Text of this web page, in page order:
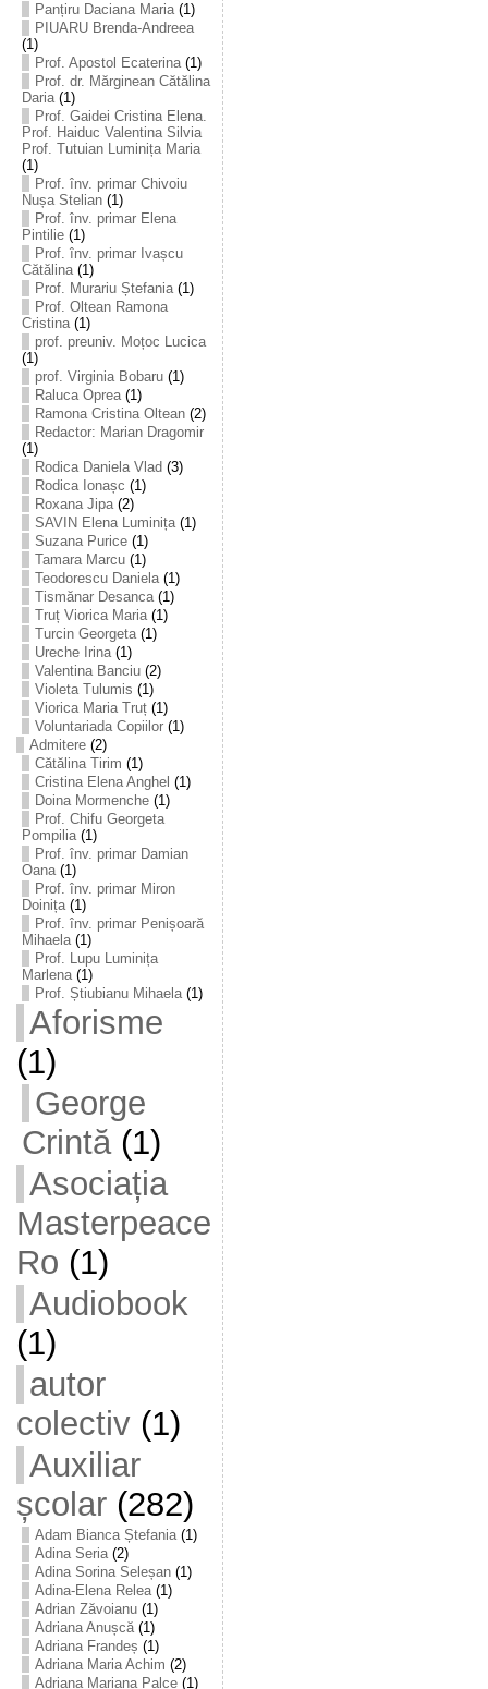
Panțiru Daciana Maria(1)
PIUARU Brenda-Andreea
(1)
Prof. Apostol Ecaterina(1)
Prof. dr. Mărginean Cătălina
Daria(1)
Prof. Gaidei Cristina Elena.
Prof. Haiduc Valentina Silvia
Prof. Tutuian Luminița Maria
(1)
Prof. înv. primar Chivoiu
Nușa Stelian(1)
Prof. înv. primar Elena
Pintilie(1)
Prof. înv. primar Ivașcu
Cătălina(1)
Prof. Murariu Ștefania(1)
Prof. Oltean Ramona
Cristina(1)
prof. preuniv. Moțoc Lucica
(1)
prof. Virginia Bobaru(1)
Raluca Oprea(1)
Ramona Cristina Oltean(2)
Redactor: Marian Dragomir
(1)
Rodica Daniela Vlad (3)
Rodica Ionașc (1)
Roxana Jipa(2)
SAVIN Elena Luminița(1)
Suzana Purice(1)
Tamara Marcu(1)
Teodorescu Daniela(1)
Tismănar Desanca(1)
Truț Viorica Maria(1)
Turcin Georgeta(1)
Ureche Irina(1)
Valentina Banciu(2)
Violeta Tulumis (1)
Viorica Maria Truț(1)
Voluntariada Copiilor(1)
Admitere(2)
Cătălina Tirim (1)
Cristina Elena Anghel (1)
Doina Mormenche(1)
Prof. Chifu Georgeta
Pompilia(1)
Prof. înv. primar Damian
Oana(1)
Prof. înv. primar Miron
Doinița(1)
Prof. înv. primar Penișoară
Mihaela(1)
Prof. Lupu Luminița
Marlena(1)
Prof. Știubianu Mihaela(1)
Aforisme
(1)
George
Crintă(1)
Asociația
Masterpeace
Ro (1)
Audiobook
(1)
autor
colectiv(1)
Auxiliar
școlar(282)
Adam Bianca Ștefania(1)
Adina Seria(2)
Adina Sorina Seleșan(1)
Adina-Elena Relea(1)
Adrian Zăvoianu(1)
Adriana Anușcă(1)
Adriana Frandeș (1)
Adriana Maria Achim (2)
Adriana Mariana Palce(1)